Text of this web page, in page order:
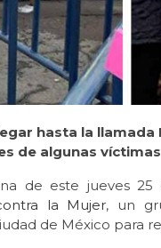
hasta la
de algunas
de este jueves 25
la Mujer, un
de México para